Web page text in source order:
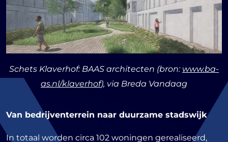
Schets Klaverhof: BAAS architecten (bron: www.ba-
as.nl/klaverhof), via Breda Vandaag
Van bedrijventerrein naar duurzame stadswijk
In totaal worden circa 102 woningen gerealiseerd,